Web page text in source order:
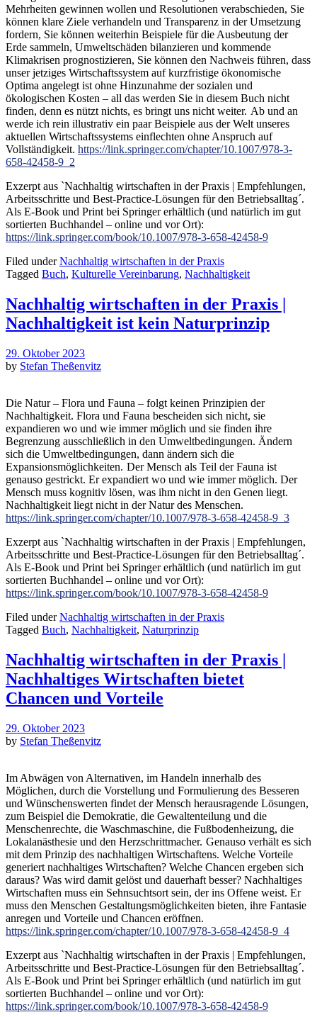
Mehrheiten gewinnen wollen und Resolutionen verabschieden, Sie
können klare Ziele verhandeln und Transparenz in der Umsetzung
fordern, Sie können weiterhin Beispiele für die Ausbeutung der
Erde sammeln, Umweltschäden bilanzieren und kommende
Klimakrisen prognostizieren, Sie können den Nachweis führen, dass
unser jetziges Wirtschaftssystem auf kurzfristige ökonomische
Optima angelegt ist ohne Hinzunahme der sozialen und
ökologischen Kosten – all das werden Sie in diesem Buch nicht
finden, denn es nützt nichts, es bringt uns nicht weiter. Ab und an
werde ich rein illustrativ ein paar Beispiele aus der Welt unseres
aktuellen Wirtschaftssystems einflechten ohne Anspruch auf
Vollständigkeit. https://link.springer.com/chapter/10.1007/978-3-
658-42458-9_2
Exzerpt aus `Nachhaltig wirtschaften in der Praxis | Empfehlungen,
Arbeitsschritte und Best-Practice-Lösungen für den Betriebsalltag´.
Als E-Book und Print bei Springer erhältlich (und natürlich im gut
sortierten Buchhandel – online und vor Ort):
https://link.springer.com/book/10.1007/978-3-658-42458-9
Filed underNachhaltig wirtschaften in der Praxis
Tagged Buch, Kulturelle Vereinbarung, Nachhaltigkeit
Nachhaltig wirtschaften in der Praxis |
Nachhaltigkeit ist kein Naturprinzip
29. Oktober 2023
by Stefan Theßenvitz
Die Natur – Flora und Fauna – folgt keinen Prinzipien der
Nachhaltigkeit. Flora und Fauna bescheiden sich nicht, sie
expandieren wo und wie immer möglich und sie finden ihre
Begrenzung ausschließlich in den Umweltbedingungen. Ändern
sich die Umweltbedingungen, dann ändern sich die
Expansionsmöglichkeiten. Der Mensch als Teil der Fauna ist
genauso gestrickt. Er expandiert wo und wie immer möglich. Der
Mensch muss kognitiv lösen, was ihm nicht in den Genen liegt.
Nachhaltigkeit liegt nicht in der Natur des Menschen.
https://link.springer.com/chapter/10.1007/978-3-658-42458-9_3
Exzerpt aus `Nachhaltig wirtschaften in der Praxis | Empfehlungen,
Arbeitsschritte und Best-Practice-Lösungen für den Betriebsalltag´.
Als E-Book und Print bei Springer erhältlich (und natürlich im gut
sortierten Buchhandel – online und vor Ort):
https://link.springer.com/book/10.1007/978-3-658-42458-9
Filed underNachhaltig wirtschaften in der Praxis
Tagged Buch, Nachhaltigkeit, Naturprinzip
Nachhaltig wirtschaften in der Praxis |
Nachhaltiges Wirtschaften bietet
Chancen und Vorteile
29. Oktober 2023
by Stefan Theßenvitz
Im Abwägen von Alternativen, im Handeln innerhalb des
Möglichen, durch die Vorstellung und Formulierung des Besseren
und Wünschenswerten findet der Mensch herausragende Lösungen,
zum Beispiel die Demokratie, die Gewaltenteilung und die
Menschenrechte, die Waschmaschine, die Fußbodenheizung, die
Lokalanästhesie und den Herzschrittmacher. Genauso verhält es sich
mit dem Prinzip des nachhaltigen Wirtschaftens. Welche Vorteile
generiert nachhaltiges Wirtschaften? Welche Chancen ergeben sich
daraus? Was wird damit gelöst und dauerhaft besser? Nachhaltiges
Wirtschaften muss ein Sehnsuchtsort sein, der ins Offene weist. Er
muss den Menschen Gestaltungsmöglichkeiten bieten, ihre Fantasie
anregen und Vorteile und Chancen eröffnen.
https://link.springer.com/chapter/10.1007/978-3-658-42458-9_4
Exzerpt aus `Nachhaltig wirtschaften in der Praxis | Empfehlungen,
Arbeitsschritte und Best-Practice-Lösungen für den Betriebsalltag´.
Als E-Book und Print bei Springer erhältlich (und natürlich im gut
sortierten Buchhandel – online und vor Ort):
https://link.springer.com/book/10.1007/978-3-658-42458-9